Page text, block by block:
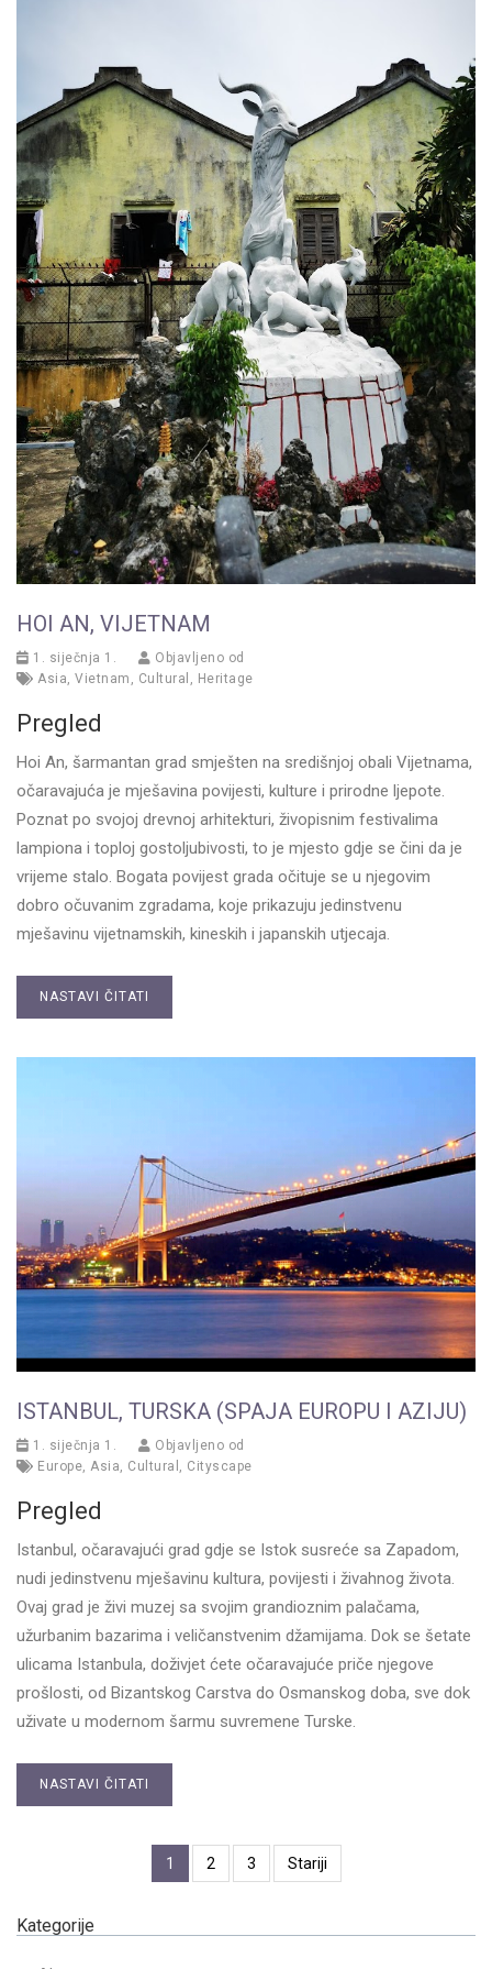
HOI AN, VIJETNAM
1. siječnja 1.
Objavljeno od
Asia, Vietnam , Cultural , Heritage
Pregled
Hoi An, šarmantan grad smješten na središnjoj obali Vijetnama,
očaravajuća je mješavina povijesti, kulture i prirodne ljepote.
Poznat po svojoj drevnoj arhitekturi, živopisnim festivalima
lampiona i toploj gostoljubivosti, to je mjesto gdje se čini da je
vrijeme stalo. Bogata povijest grada očituje se u njegovim
dobro očuvanim zgradama, koje prikazuju jedinstvenu
mješavinu vijetnamskih, kineskih i japanskih utjecaja.
NASTAVI ČITATI
ISTANBUL, TURSKA (SPAJA EUROPU I AZIJU)
1. siječnja 1.
Objavljeno od
Europe Asia Cultural Cityscape
Pregled
Istanbul, očaravajući grad gdje se Istok susreće sa Zapadom,
nudi jedinstvenu mješavinu kultura, povijesti i živahnog života.
Ovaj grad je živi muzej sa svojim grandioznim palačama,
užurbanim bazarima i veličanstvenim džamijama. Dok se šetate
ulicama Istanbula, doživjet ćete očaravajuće priče njegove
prošlosti, od Bizantskog Carstva do Osmanskog doba, sve dok
uživate u modernom šarmu suvremene Turske.
NASTAVI ČITATI
1 2 3 Stariji
Kategorije